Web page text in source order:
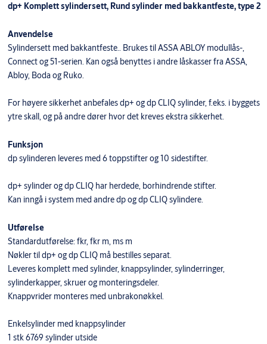
dp+ Komplett sylindersett, Rund sylinder med bakkantfeste, type 2
Anvendelse
Sylindersett med bakkantfeste.. Brukes til ASSA ABLOY modullås-,
Connect og 51-serien. Kan også benyttes i andre låskasser fra ASSA,
Abloy, Boda og Ruko.
For høyere sikkerhet anbefales dp+ og dp CLIQ sylinder, f.eks. i byggets
ytre skall, og på andre dører hvor det kreves ekstra sikkerhet.
Funksjon
dp sylinderen leveres med 6 toppstifter og 10 sidestifter.
dp+ sylinder og dp CLIQ har herdede, borhindrende stifter.
Kan inngå i system med andre dp og dp CLIQ sylindere.
Utførelse
Standardutførelse: fkr, fkr m, ms m
Nøkler til dp+ og dp CLIQ må bestilles separat.
Leveres komplett med sylinder, knappsylinder, sylinderringer,
sylinderkapper, skruer og monteringsdeler.
Knappvrider monteres med unbrakonøkkel.
Enkelsylinder med knappsylinder
1 stk 6769 sylinder utside